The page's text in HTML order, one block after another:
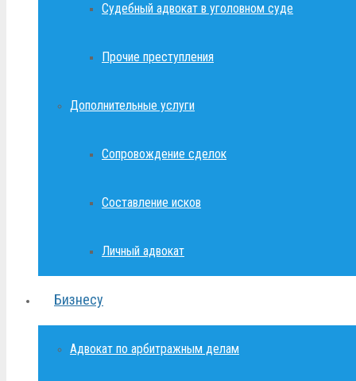
Судебный адвокат в уголовном суде
Прочие преступления
Дополнительные услуги
Сопровождение сделок
Составление исков
Личный адвокат
Бизнесу
Адвокат по арбитражным делам